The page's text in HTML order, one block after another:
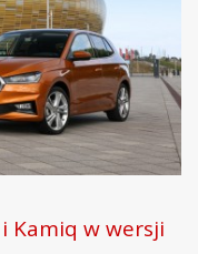
Kamiq w wersji